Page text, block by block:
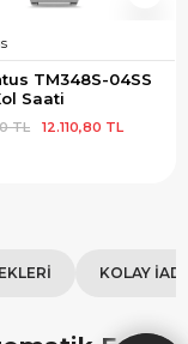
TM348S-04SS
Saati
12.110,80 TL
TL
KOLAY
İNDİRİM
alışverişe özel ×